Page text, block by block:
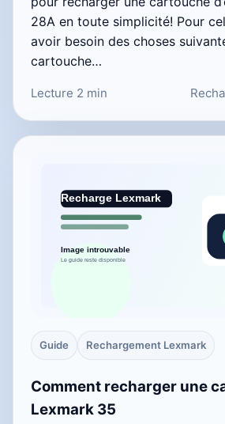
28A en toute simplicité! Pour
avoir besoin des choses
cartouche…
Lecture 2 min
Guide Rechargement Lexmark
Comment recharger une
Lexmark 35